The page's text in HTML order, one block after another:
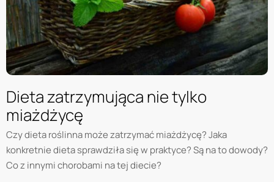
Dieta zatrzymująca nie tylko
miażdżycę
Czy dieta roślinna może zatrzymać miażdżycę? Jaka
konkretnie dieta sprawdziła się w praktyce? Są na to dowody?
Co z innymi chorobami na tej diecie?